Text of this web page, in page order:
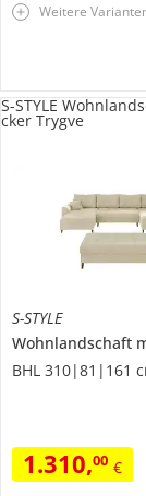
Weitere
S-STYLE
BHL 310|81|161
1.310,00 €
S-STYLE
cker Trygve